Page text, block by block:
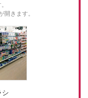
開きます。
シ